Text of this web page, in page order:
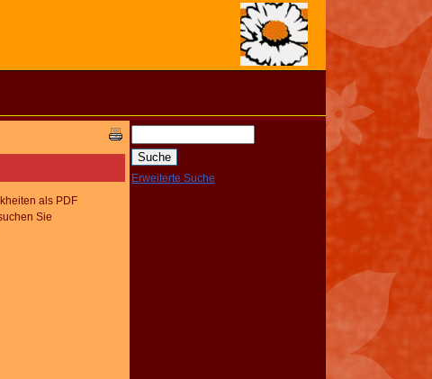
als PDF
Sie
Erweiterte Suche